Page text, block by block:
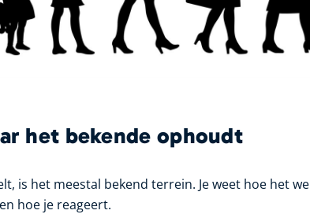
het bekende ophoudt
is het meestal bekend terrein. Je weet hoe het
hoe je reageert.